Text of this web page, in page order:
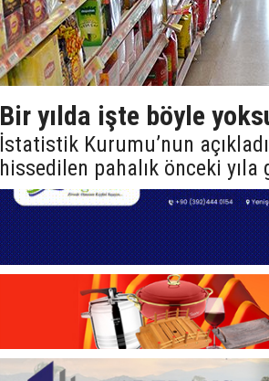
Bir yılda işte böyle
İstatistik Kurumu’nun
hissedilen pahalık önceki yıla